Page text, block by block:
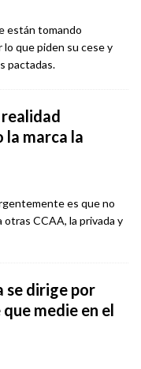
están tomando
que piden su cese y
pactadas.
realidad
marca la
es que no
otras CCAA, la privada y
se dirige por
medie en el